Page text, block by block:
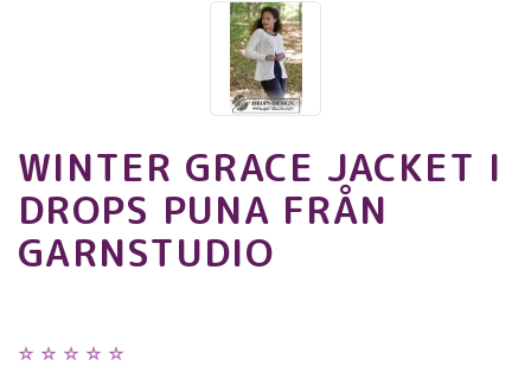
WINTER GRACE JACKET I
DROPS PUNA FRÅN
GARNSTUDIO